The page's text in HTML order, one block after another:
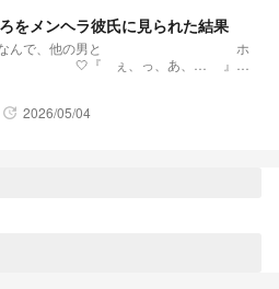
イ
て） 〃 最高194位 〃 〃 最高
をメンヘラ彼氏に見られた結果
で、他の男と ホ
update 2026/05/04